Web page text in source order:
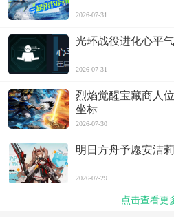
2026-07-31
光环战役进化心平
2026-07-31
烈焰觉醒宝藏商人
坐标
2026-07-30
明日方舟予愿安洁
2026-07-29
点击查看更